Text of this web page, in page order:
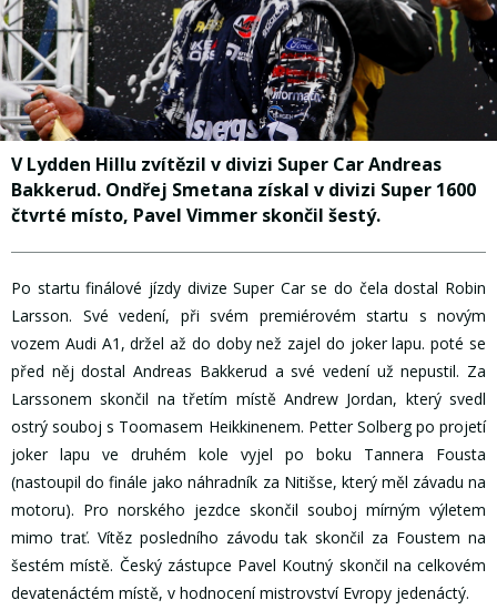
V Lydden Hillu zvítězil v divizi Super Car Andreas
Bakkerud. Ondřej Smetana získal v divizi Super 1600
čtvrté místo, Pavel Vimmer skončil šestý.
Po startu finálové jízdy divize Super Car se do čela dostal Robin
Larsson. Své vedení, při svém premiérovém startu s novým
vozem Audi A1, držel až do doby než zajel do joker lapu. poté se
před něj dostal Andreas Bakkerud a své vedení už nepustil. Za
Larssonem skončil na třetím místě Andrew Jordan, který svedl
ostrý souboj s Toomasem Heikkinenem. Petter Solberg po projetí
joker lapu ve druhém kole vyjel po boku Tannera Fousta
(nastoupil do finále jako náhradník za Nitišse, který měl závadu na
motoru). Pro norského jezdce skončil souboj mírným výletem
mimo trať. Vítěz posledního závodu tak skončil za Foustem na
šestém místě. Český zástupce Pavel Koutný skončil na celkovém
devatenáctém místě, v hodnocení mistrovství Evropy jedenáctý.